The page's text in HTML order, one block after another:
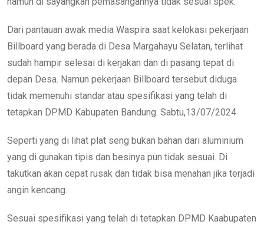
Dari pantauan awak media Waspira saat kelokasi pekerjaan
Billboard yang berada di Desa Margahayu Selatan, terlihat
sudah hampir selesai di kerjakan dan di pasang tepat di
depan Desa. Namun pekerjaan Billboard tersebut diduga
tidak memenuhi standar atau spesifikasi yang telah di
tetapkan DPMD Kabupaten Bandung. Sabtu,13/07/2024
Seperti yang di lihat plat seng bukan bahan dari aluminium
yang di gunakan tipis dan besinya pun tidak sesuai. Di
takutkan akan cepat rusak dan tidak bisa menahan jika terjadi
angin kencang.
Sesuai spesifikasi yang telah di tetapkan DPMD Kaabupaten